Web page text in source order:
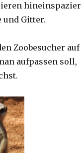
und Gitter.
Zoobesucher auf
aufpassen soll,